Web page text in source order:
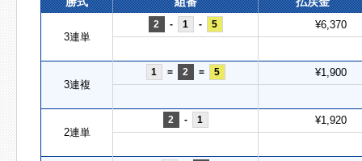
3連単
2 - 1 - 5 ¥6,370
3連複
1 = 2 = 5 ¥1,900
2連単
2 - 1 ¥1,920